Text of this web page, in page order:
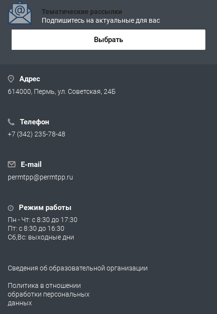
Тематические рассылки
Подпишитесь на актуальные для вас
Выбрать
Адрес
614000, Пермь, ул. Советская, 24Б
Телефон
+7 (342) 235-78-48
E-mail
permtpp@permtpp.ru
Режим работы
Пн - Чт: с 8:30 до 17:30
Пт: с 8:30 до 16:30
Сб,Вс: выходные дни
Сведения об образовательной организации
Политика в отношении
обработки персональных
данных